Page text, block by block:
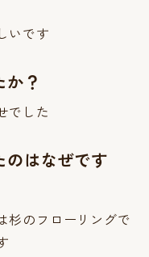
いです
？
でした
のはなぜです
杉のフローリングで